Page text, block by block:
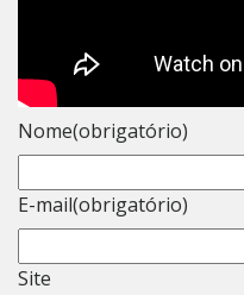
Nome(obrigatório)
E-mail(obrigatório)
Site